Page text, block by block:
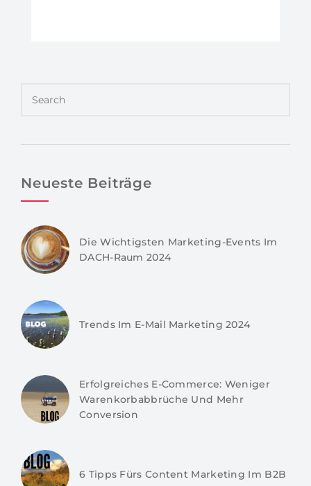
Neueste Beiträge
Die Wichtigsten Marketing-Events Im
DACH-Raum 2024
Trends Im E-Mail Marketing 2024
Erfolgreiches E-Commerce: Weniger
Warenkorbabbrüche Und Mehr
Conversion
6 Tipps Fürs Content Marketing Im B2B